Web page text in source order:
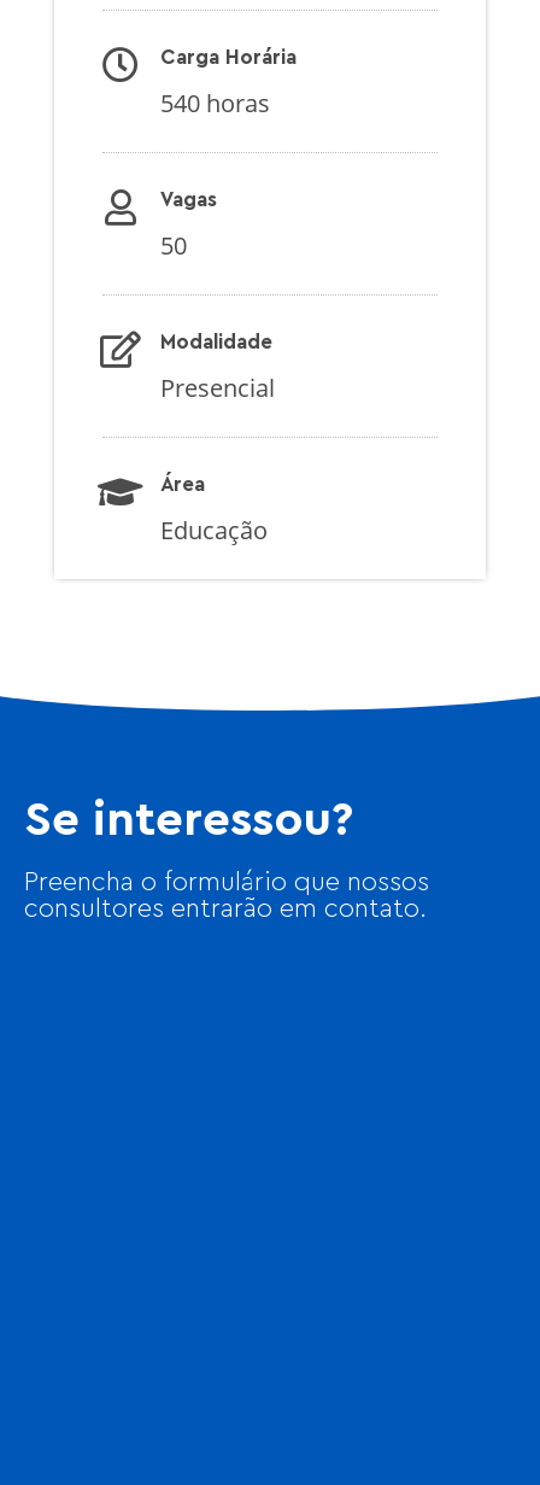
Carga Horária
540 horas
Vagas
50
Modalidade
Presencial
Área
Educação
Se interessou?
Preencha o formulário que nossos
consultores entrarão em contato.